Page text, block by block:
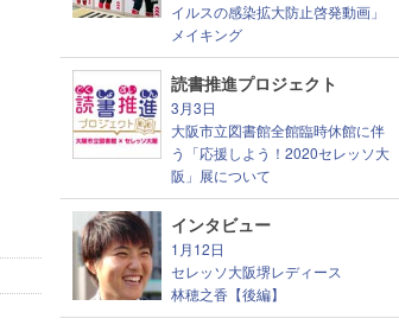
イルスの感染拡大防止啓発動画」
メイキング
読書推進プロジェクト
3月3日
大阪市立図書館全館臨時休館に伴
う「応援しよう！2020セレッソ大
阪」展について
インタビュー
1月12日
セレッソ大阪堺レディース
林穂之香【後編】